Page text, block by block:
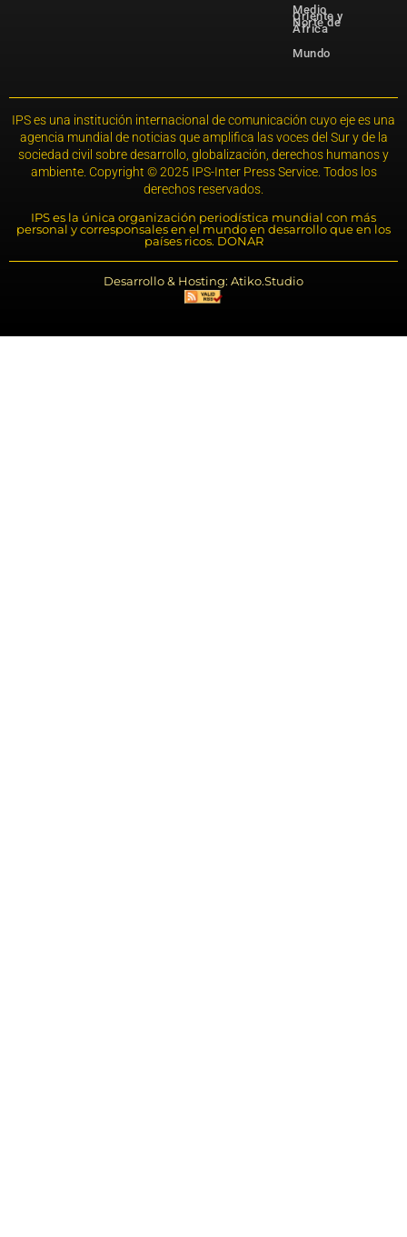
Medio
Oriente y
Norte de
África
Mundo
IPS es una institución internacional de comunicación cuyo eje es una
agencia mundial de noticias que amplifica las voces del Sur y de la
sociedad civil sobre desarrollo, globalización, derechos humanos y
ambiente. Copyright © 2025 IPS-Inter Press Service. Todos los
derechos reservados.
IPS es la única organización periodística mundial con más
personal y corresponsales en el mundo en desarrollo que en los
países ricos. DONAR
Desarrollo & Hosting: Atiko.Studio